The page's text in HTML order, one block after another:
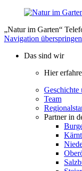
„Natur im Garten“
Navigation überspringen
Das sind wir
Hier
Team
Partner in